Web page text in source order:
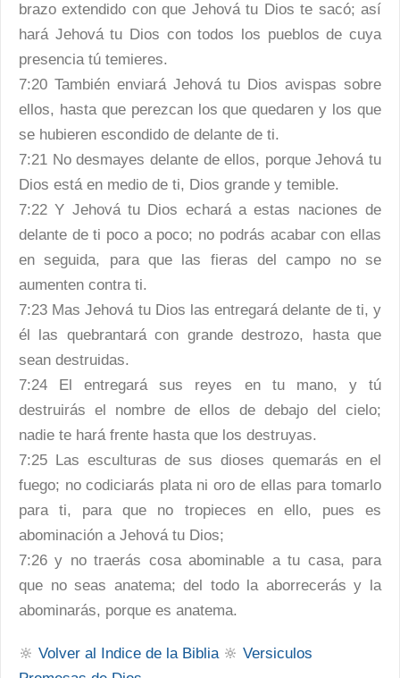
brazo extendido con que Jehová tu Dios te sacó; así
hará Jehová tu Dios con todos los pueblos de cuya
presencia tú temieres.
7:20 También enviará Jehová tu Dios avispas sobre
ellos, hasta que perezcan los que quedaren y los que
se hubieren escondido de delante de ti.
7:21 No desmayes delante de ellos, porque Jehová tu
Dios está en medio de ti, Dios grande y temible.
7:22 Y Jehová tu Dios echará a estas naciones de
delante de ti poco a poco; no podrás acabar con ellas
en seguida, para que las fieras del campo no se
aumenten contra ti.
7:23 Mas Jehová tu Dios las entregará delante de ti, y
él las quebrantará con grande destrozo, hasta que
sean destruidas.
7:24 El entregará sus reyes en tu mano, y tú
destruirás el nombre de ellos de debajo del cielo;
nadie te hará frente hasta que los destruyas.
7:25 Las esculturas de sus dioses quemarás en el
fuego; no codiciarás plata ni oro de ellas para tomarlo
para ti, para que no tropieces en ello, pues es
abominación a Jehová tu Dios;
7:26 y no traerás cosa abominable a tu casa, para
que no seas anatema; del todo la aborrecerás y la
abominarás, porque es anatema.
🔆 Volver al Indice de la Biblia🔆 Versiculos